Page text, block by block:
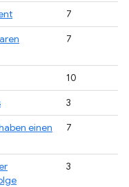
7
7
10
3
einen
7
3